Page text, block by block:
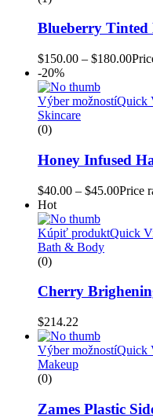
Blueberry Tinted
$150.00 – $180.00
-20%
Výber možnostíQuick
Skincare
(0)
Honey Infused
$40.00 – $45.00Price
Hot
Kúpiť produktQuick
Bath & Body
(0)
Cherry
$214.22
Výber možnostíQuick
Makeup
(0)
Zames Plastic